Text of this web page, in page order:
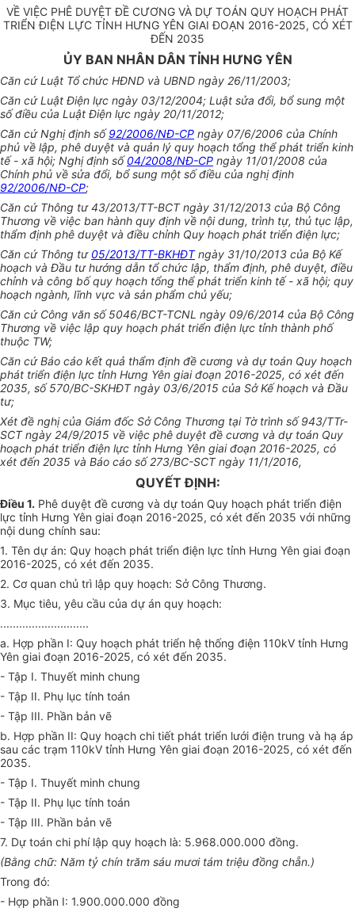
VỀ VIỆC PHÊ DUYỆT ĐỀ CƯƠNG VÀ DỰ TOÁN QUY HOẠCH PHÁT
TRIỂN ĐIỆN LỰC TỈNH HƯNG YÊN GIAI ĐOẠN 2016-2025, CÓ XÉT
ĐẾN 2035
ỦY BAN NHÂN DÂN TỈNH HƯNG YÊN
Căn cứ Luật Tổ chức HĐND và UBND ngày 26/11/2003;
Căn cứ Luật Điện lực ngày 03/12/2004; Luật sửa đổi, bổ sung một
sốđiều của Luật Điện lực ngày 20/11/2012;
Căn cứ Nghị định số92/2006/NĐ-CP ngày 07/6/2006 của Chính
phủ về lập, phê duyệt và quản lý quy hoạch tổng thể phát triển kinh
tế - xã hội; Nghị định số04/2008/NĐ-CP ngày 11/01/2008 của
Chính phủ về sửa đổi, bổ sung một số điều của nghị định
92/2006/NĐ-CP;
Căn cứ Thông tư43/2013/TT-BCT ngày 31/12/2013 của Bộ Công
Thương về việc ban hành quy định về nội dung, trình tự, thủ tục lập,
thẩm định phê duyệt và điều chỉnh Quy hoạch phát triển điện lực;
Căn cứ Thông tư 05/2013/TT-BKHĐTngày 31/10/2013 của Bộ Kế
hoạch và Đầu tư hướng dẫn tổ chức lập, thẩm định, phê duyệt, điều
chỉnh và công bố quy hoạch tổng thể phát triển kinh tế - xã hội; quy
hoạch ngành, lĩnh vực và sản phẩm chủ yếu;
Căn cứ Công văn số 5046/BCT-TCNL ngày 09/6/2014 của Bộ Công
Thương về việc lập quy hoạch phát triển điện lực tỉnh thành phố
thuộc TW;
Căn cứ Báo cáo kết quả thẩm định đề cương và dự toán Quy hoạch
phát triển điện lực tỉnh Hưng Yên giai đoạn 2016-2025, có xét đến
2035, số 570/BC-SKHĐT ngày 03/6/2015 của Sở Kếhoạch và Đầu
tư;
Xét đề nghị của Giám đốc Sở Công Thương tại Tờ trình số 943/TTr-
SCTngày 24/9/2015 về việc phê duyệt đề cương và dự toán Quy
hoạch phát triển điện lực tỉnh Hưng Yên giai đoạn 2016-2025, có
xét đến 2035 và Báo cáo số 273/BC-SCT ngày 11/1/2016,
QUYẾT ĐỊNH:
Điều 1. Phê duyệt đề cương và dự toán Quy hoạch phát triển điện
lực tỉnh Hưng Yên giai đoạn 2016-2025, có xét đến 2035 với những
nội dung chính sau:
1. Tên dự án: Quy hoạch phát triển điện lực tỉnh Hưng Yên giai đoạn
2016-2025, có xét đến 2035.
2. Cơ quan chủ trì lập quy hoạch: SởCông Thương.
3. Mục tiêu, yêu cầu của dự án quy hoạch:
............................
a. Hợp phần I: Quy hoạch phát triển hệ thống điện 110kV tỉnh Hưng
Yên giai đoạn 2016-2025, có xét đến 2035.
- Tập I. Thuyết minh chung
- Tập II. Phụ lục tính toán
- Tập III. Phần bản vẽ
b. Hợp phần II: Quy hoạch chi tiết phát triển lưới điện trung và hạ áp
sau các trạm 110kV tỉnh Hưng Yên giai đoạn 2016-2025, có xét đến
2035.
- Tập I. Thuyết minh chung
- Tập II. Phụ lục tính toán
- Tập III. Phần bản vẽ
7. Dự toán chi phí lập quy hoạch là: 5.968.000.000 đồng.
(Bằng chữ: Năm tỷ chín trăm sáu mươi tám triệu đồng chẵn.)
Trong đó:
- Hợp phần I: 1.900.000.000 đồng